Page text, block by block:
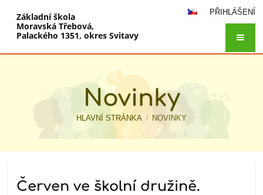
PŘIHLÁŠENÍ
Základní škola
Moravská Třebová,
Palackého 1351, okres Svitavy
Novinky
HLAVNÍ STRÁNKA / NOVINKY
Červen ve školní družině.